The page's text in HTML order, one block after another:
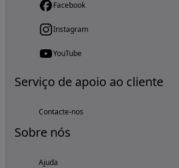
Facebook
Instagram
YouTube
Serviço de apoio ao cliente
Contacte-nos
Sobre nós
Ajuda